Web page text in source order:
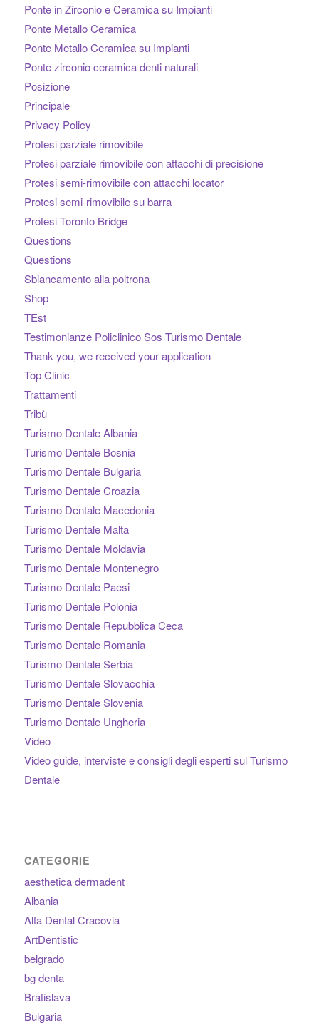
Ponte in Zirconio e Ceramica su Impianti
Ponte Metallo Ceramica
Ponte Metallo Ceramica su Impianti
Ponte zirconio ceramica denti naturali
Posizione
Principale
Privacy Policy
Protesi parziale rimovibile
Protesi parziale rimovibile con attacchi di precisione
Protesi semi-rimovibile con attacchi locator
Protesi semi-rimovibile su barra
Protesi Toronto Bridge
Questions
Questions
Sbiancamento alla poltrona
Shop
TEst
Testimonianze Policlinico Sos Turismo Dentale
Thank you, we received your application
Top Clinic
Trattamenti
Tribù
Turismo Dentale Albania
Turismo Dentale Bosnia
Turismo Dentale Bulgaria
Turismo Dentale Croazia
Turismo Dentale Macedonia
Turismo Dentale Malta
Turismo Dentale Moldavia
Turismo Dentale Montenegro
Turismo Dentale Paesi
Turismo Dentale Polonia
Turismo Dentale Repubblica Ceca
Turismo Dentale Romania
Turismo Dentale Serbia
Turismo Dentale Slovacchia
Turismo Dentale Slovenia
Turismo Dentale Ungheria
Video
Video guide, interviste e consigli degli esperti sul Turismo
Dentale
CATEGORIE
aesthetica dermadent
Albania
Alfa Dental Cracovia
ArtDentistic
belgrado
bg denta
Bratislava
Bulgaria